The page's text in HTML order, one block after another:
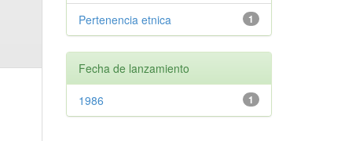
1
Pertenencia etnica
Fecha de lanzamiento
1
1986